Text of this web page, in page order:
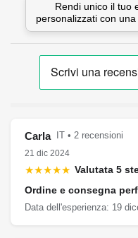
Rendi unico il tuo
personalizzati con
Carla
IT • 2 recensioni
21 dic 2024
★★★★★ Valutata 5
Ordine e consegna
Data dell'esperienza: 19